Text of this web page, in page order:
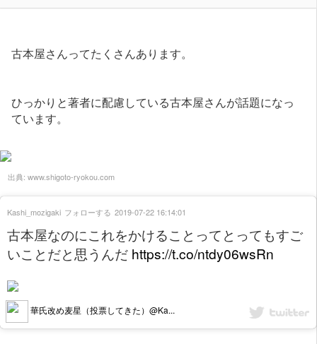
古本屋さんってたくさんあります。
ひっかりと著者に配慮している古本屋さんが話題になっ
ています。
出典: www.shigoto-ryokou.com
古本屋なのにこれをかけることってとってもすご
いことだと思うんだ https://t.co/ntdy06wsRn
華氏改め麦星（投票してきた）@Ka...
Kashi_mozigaki フォローする 2019-07-22 16:14:01